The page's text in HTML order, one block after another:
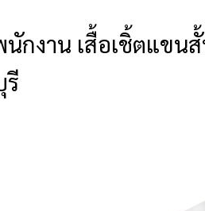
กงาน เสื้อเชิ้ตแขน